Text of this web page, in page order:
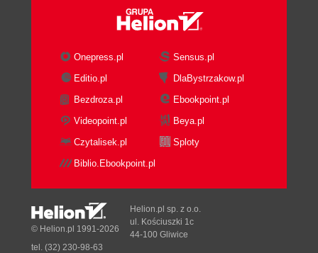
Onepress.pl
Sensus.pl
Editio.pl
DlaBystrzakow.pl
Bezdroza.pl
Ebookpoint.pl
Videopoint.pl
Beya.pl
Czytalisek.pl
Sploty
Biblio.Ebookpoint.pl
© Helion.pl 1991-2026
Helion.pl sp. z o.o.
ul. Kościuszki 1c
44-100 Gliwice
tel. (32) 230-98-63